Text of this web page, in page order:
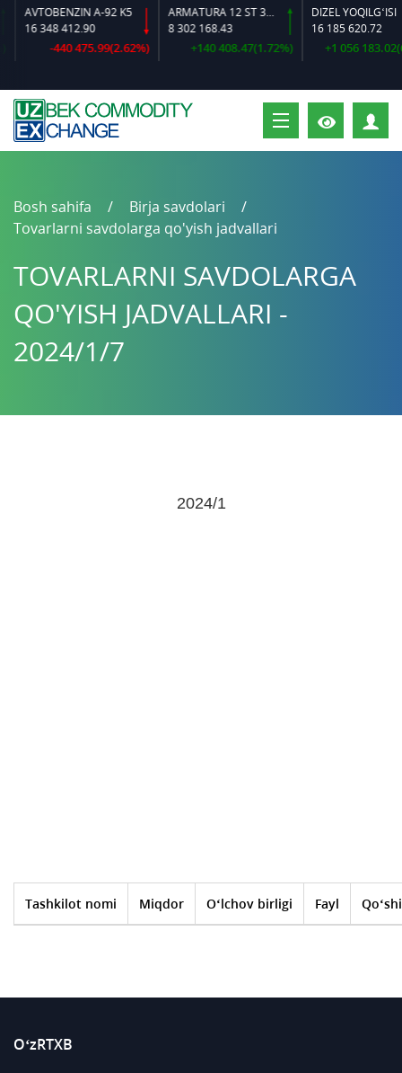
AVTOBENZIN A-92 K5
16 348 412.90
-440 475.99(2.62%)
ARMATURA 12 ST 35 GS O‘LCHAMLI
8 302 168.43
+140 408.47(1.72%)
DIZEL YOQILG‘ISI
16 185 620.72
+1 056
Bosh sahifa
Birja savdolari
Tovarlarni savdolarga qo'yish jadvallari
TOVARLARNI SAVDOLARGA
QO'YISH JADVALLARI -
2024/1/7
2024/1
Tashkilot nomi Miqdor O‘lchov birligi Fayl
O‘zRTXB